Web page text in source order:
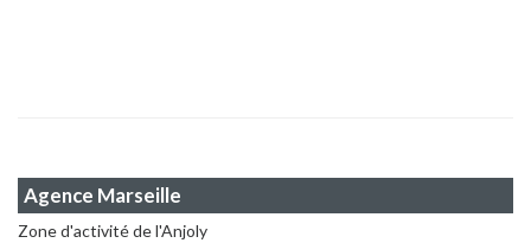
Agence Marseille
Zone d'activité de l'Anjoly